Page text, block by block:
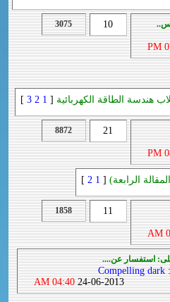
10
3075
هندسة الطاقة الكهربائية [
1
2
3
]
21
8872
الرابعة) [
1
2
]
11
1858
استفسار عن....
:
Compelling dark
24-06-2013
04:40 AM